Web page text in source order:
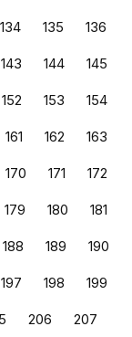
134 135 136
143 144 145
152 153 154
161 162 163
170 171 172
179 180 181
188 189 190
197 198 199
206 207